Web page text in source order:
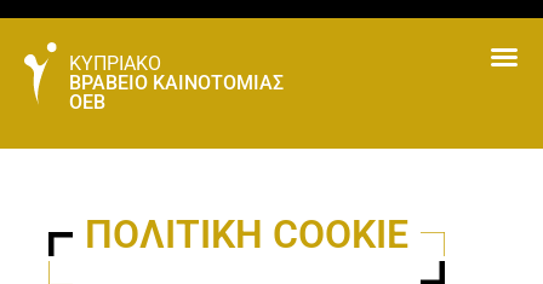
ΚΥΠΡΙΑΚΟ
ΒΡΑΒΕΙΟ ΚΑΙΝΟΤΟΜΙΑΣ
ΟΕΒ
ΠΟΛΙΤΙΚΗ COOKIE